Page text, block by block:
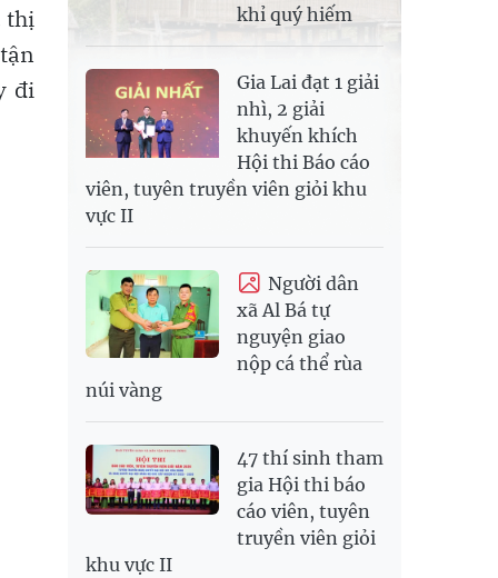
thị
đi
khỉ quý hiếm
Gia Lai đạt 1 giải
nhì, 2 giải
khuyến khích
Hội thi Báo cáo
viên, tuyên truyền viên giỏi khu
vực II
Người dân
xã Al Bá tự
nguyện giao
nộp cá thể rùa
núi vàng
47 thí sinh tham
gia Hội thi báo
cáo viên, tuyên
truyền viên giỏi
khu vực II